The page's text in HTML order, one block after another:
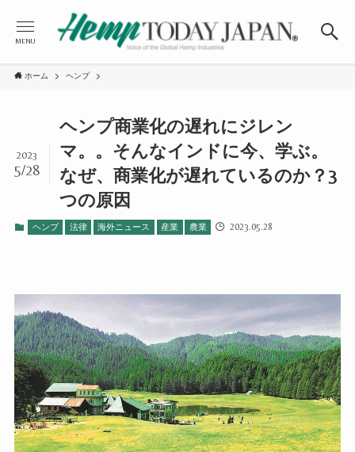
MENU
ホーム ヘンプ
ヘンプ商業化の遅れにジレン
マ。。そんなインドに今、学ぶ。
なぜ、商業化が遅れているのか？3
つの原因
2023
5/28
ヘンプ 法律 海外ニュース 産業 農業 2023.05.28